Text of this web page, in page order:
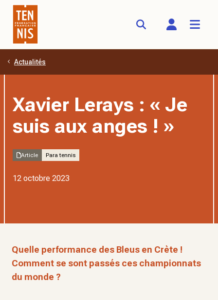
Aller au contenu principal
Actualités
Xavier Lerays : « Je
suis aux anges ! »
Article Para tennis
12 octobre 2023
Quelle performance des Bleus en Crète !
Comment se sont passés ces championnats
du monde ?